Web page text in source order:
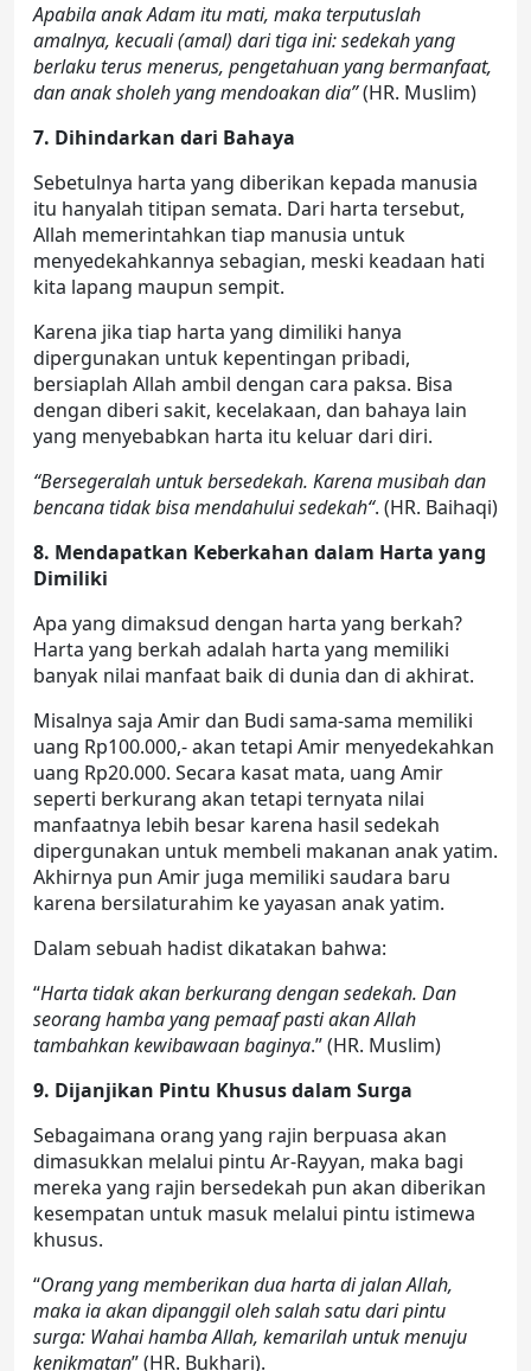
Apabila anak Adam itu mati, maka terputuslah
amalnya, kecuali (amal) dari tiga ini: sedekah yang
berlaku terus menerus, pengetahuan yang bermanfaat,
dan anak sholeh yang mendoakan dia”(HR. Muslim)
7. Dihindarkan dari Bahaya
Sebetulnya harta yang diberikan kepada manusia
itu hanyalah titipan semata. Dari harta tersebut,
Allah memerintahkan tiap manusia untuk
menyedekahkannya sebagian, meski keadaan hati
kita lapang maupun sempit.
Karena jika tiap harta yang dimiliki hanya
dipergunakan untuk kepentingan pribadi,
bersiaplah Allah ambil dengan cara paksa. Bisa
dengan diberi sakit, kecelakaan, dan bahaya lain
yang menyebabkan harta itu keluar dari diri.
“Bersegeralah untuk bersedekah. Karena musibah dan
bencana tidak bisa mendahului sedekah“. (HR. Baihaqi)
8. Mendapatkan Keberkahan dalam Harta yang
Dimiliki
Apa yang dimaksud dengan harta yang berkah?
Harta yang berkah adalah harta yang memiliki
banyak nilai manfaat baik di dunia dan di akhirat.
Misalnya saja Amir dan Budi sama-sama memiliki
uang Rp100.000,- akan tetapi Amir menyedekahkan
uang Rp20.000. Secara kasat mata, uang Amir
seperti berkurang akan tetapi ternyata nilai
manfaatnya lebih besar karena hasil sedekah
dipergunakan untuk membeli makanan anak yatim.
Akhirnya pun Amir juga memiliki saudara baru
karena bersilaturahim ke yayasan anak yatim.
Dalam sebuah hadist dikatakan bahwa:
“Harta tidak akan berkurang dengan sedekah. Dan
seorang hamba yang pemaaf pasti akan Allah
tambahkan kewibawaan baginya.” (HR. Muslim)
9. Dijanjikan Pintu Khusus dalam Surga
Sebagaimana orang yang rajin berpuasa akan
dimasukkan melalui pintu Ar-Rayyan, maka bagi
mereka yang rajin bersedekah pun akan diberikan
kesempatan untuk masuk melalui pintu istimewa
khusus.
“Orang yang memberikan dua harta di jalan Allah,
maka ia akan dipanggil oleh salah satu dari pintu
surga: Wahai hamba Allah, kemarilah untuk menuju
kenikmatan” (HR. Bukhari).